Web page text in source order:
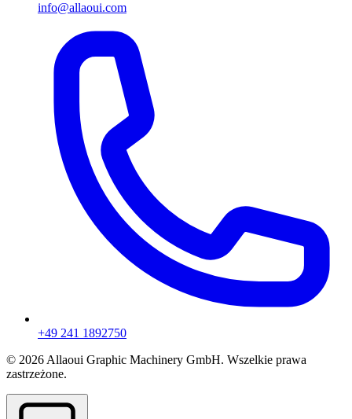
info@allaoui.com
+49 241 1892750
© 2026 Allaoui Graphic Machinery GmbH. Wszelkie prawa
zastrzeżone.